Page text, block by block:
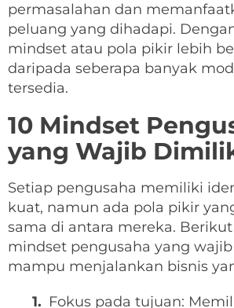
permasalahan dan
peluang yang dihadapi.
mindset atau pola pikir lebih
daripada seberapa banyak
tersedia.
10 Mindset
yang Wajib
Setiap pengusaha memiliki
kuat, namun ada pola pikir
sama di antara mereka. Berikut
mindset pengusaha yang
mampu menjalankan bisnis
Fokus pada tujuan: